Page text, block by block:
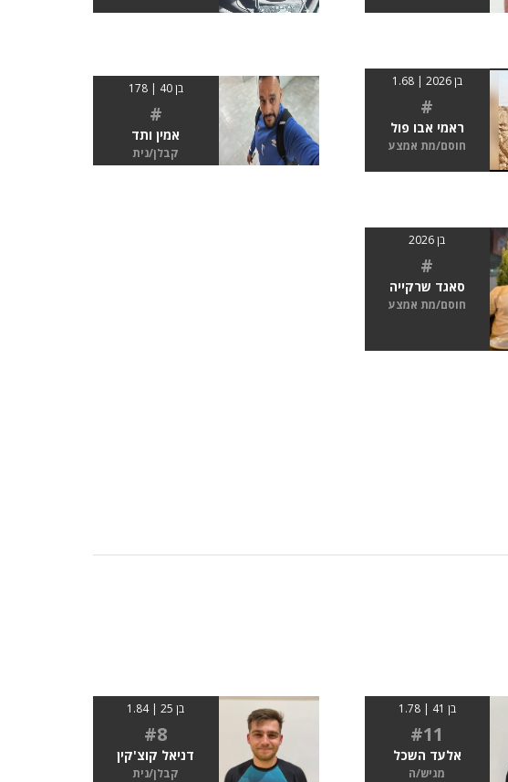
בן 2026 | 1.68
#
ראמי אבו פול
חוסם/מת אמצע
בן 40 | 178
#
אמין ותד
קבלן/נית
בן 2026
#
סאגד שרקייה
חוסם/מת אמצע
בן 41 | 1.78
#11
אלעד השכל
מגיש/ה
בן 25 | 1.84
#8
דניאל קוצ'קין
קבלן/נית